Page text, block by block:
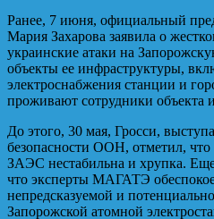
Ранее, 7 июня, официальный
Мария Захарова заявила о
украинские атаки на
объекты ее инфраструктуры,
электроснабжения станции и
проживают сотрудники объекта
До этого, 30 мая, Гросси,
безопасности ООН, отметил, что
ЗАЭС нестабильна и хрупка.
что эксперты МАГАТЭ
непредсказуемой и
Запорожской атомной